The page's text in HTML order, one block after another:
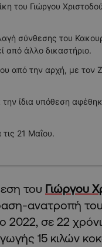
του Γιώργου
σύνθεσης του
από άλλο δικαστήριο.
από την αρχή, με τον
την ίδια υπόθεση
τις 21 Μαΐου.
του Γιώργου
ανατροπή του
2022, σε 22
15 κιλών